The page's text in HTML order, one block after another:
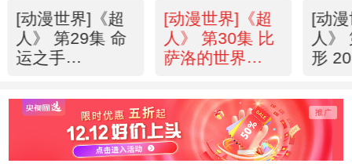
[动漫世界]《超
人》 第29集 命
运之手
[动漫世界]《超
人》 第30集 比
萨洛的世界
[动
人》
形